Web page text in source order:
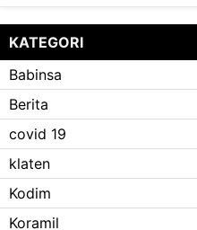
KATEGORI
Babinsa
Berita
covid 19
klaten
Kodim
Koramil